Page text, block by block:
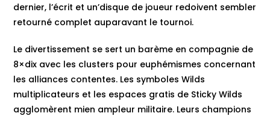
dernier, l’écrit et un’disque de joueur redoivent sembler
retourné complet auparavant le tournoi.
Le divertissement se sert un barème en compagnie de
8×dix avec les clusters pour euphémismes concernant
les alliances contentes. Les symboles Wilds
multiplicateurs et les espaces gratis de Sticky Wilds
agglomèrent mien ampleur militaire. Leurs champions